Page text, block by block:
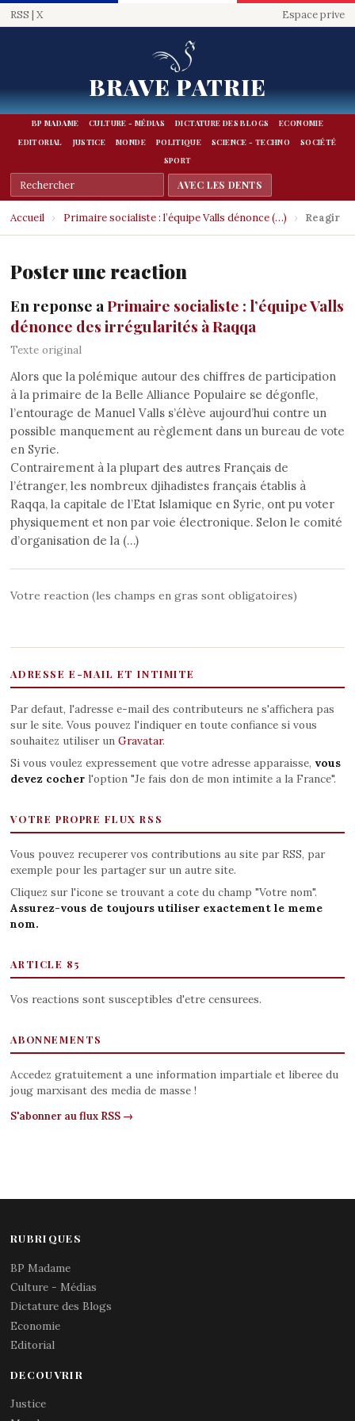
RSS | X Espace prive
BRAVE PATRIE
BP MADAME CULTURE - MÉDIAS DICTATURE DES BLOGS
ECONOMIE
EDITORIAL
JUSTICE MONDE POLITIQUE SCIENCE - TECHNO
SOCIÉTÉ
SPORT
Accueil › Primaire socialiste : l’équipe Valls dénonce (…) › Reagir
Poster une reaction
En reponse aPrimaire socialiste : l’équipe Valls
dénonce des irrégularités à Raqqa
Texte original
Alors que la polémique autour des chiffres de participation
à la primaire de la Belle Alliance Populaire se dégonfle,
l’entourage de Manuel Valls s’élève aujourd’hui contre un
possible manquement au règlement dans un bureau de vote
en Syrie.
Contrairement à la plupart des autres Français de
l’étranger, les nombreux djihadistes français établis à
Raqqa, la capitale de l’Etat Islamique en Syrie, ont pu voter
physiquement et non par voie électronique. Selon le comité
d’organisation de la (…)
Votre reaction (les champs en gras sont obligatoires)
ADRESSE E-MAIL ET INTIMITE
Par defaut, l'adresse e-mail des contributeurs ne s'affichera pas
sur le site. Vous pouvez l'indiquer en toute confiance si vous
souhaitez utiliser un Gravatar.
Si vous voulez expressement que votre adresse apparaisse, vous
devez cocherl'option "Je fais don de mon intimite a la France".
VOTRE PROPRE FLUX RSS
Vous pouvez recuperer vos contributions au site par RSS, par
exemple pour les partager sur un autre site.
Cliquez sur l'icone se trouvant a cote du champ "Votre nom".
Assurez-vous de toujours utiliser exactement le meme
nom.
ARTICLE 85
Vos reactions sont susceptibles d'etre censurees.
ABONNEMENTS
Accedez gratuitement a une information impartiale et liberee du
joug marxisant des media de masse !
S'abonner au flux RSS →
RUBRIQUES
BP Madame
Culture - Médias
Dictature des Blogs
Economie
Editorial
DECOUVRIR
Justice